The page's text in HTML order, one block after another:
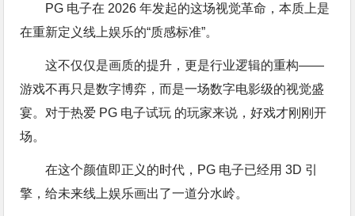
PG 电子在 2026 年发起的这场视觉革命，本质上是
在重新定义线上娱乐的“质感标准”。
这不仅仅是画质的提升，更是行业逻辑的重构——
游戏不再只是数字博弈，而是一场数字电影级的视觉盛
宴。对于热爱 PG 电子试玩 的玩家来说，好戏才刚刚开
场。
在这个颜值即正义的时代，PG 电子已经用 3D 引
擎，给未来线上娱乐画出了一道分水岭。